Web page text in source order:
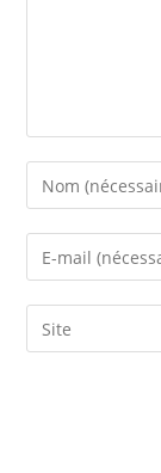
Enter
your
name
comment
Enter
your
email
address
Saisir
l’URL